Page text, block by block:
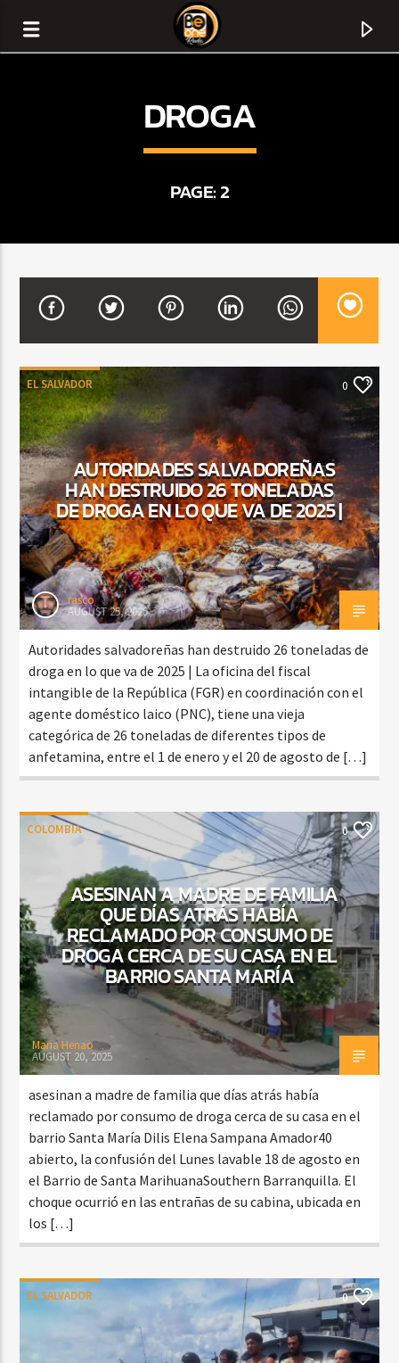
TITLE
ARTIST
CURRENT SHOW
BACHATA Y VALLENATO
9:00 AM 11:00 AM
Beone Radio
DROGA
PAGE: 2
EL SALVADOR 0
AUTORIDADES SALVADOREÑAS
HAN DESTRUIDO 26 TONELADAS
DE DROGA EN LO QUE VA DE 2025 |
rasco
AUGUST 25, 2025
Autoridades salvadoreñas han destruido 26 toneladas de
droga en lo que va de 2025 | La oficina del fiscal
intangible de la República (FGR) en coordinación con el
agente doméstico laico (PNC), tiene una vieja
categórica de 26 toneladas de diferentes tipos de
anfetamina, entre el 1 de enero y el 20 de agosto de […]
COLOMBIA 0
ASESINAN A MADRE DE FAMILIA
QUE DÍAS ATRÁS HABÍA
RECLAMADO POR CONSUMO DE
DROGA CERCA DE SU CASA EN EL
BARRIO SANTA MARÍA
Maria Henao
AUGUST 20, 2025
asesinan a madre de familia que días atrás había
reclamado por consumo de droga cerca de su casa en el
barrio Santa María Dilis Elena Sampana Amador40
abierto, la confusión del Lunes lavable 18 de agosto en
el Barrio de Santa MarihuanaSouthern Barranquilla. El
choque ocurrió en las entrañas de su cabina, ubicada en
los […]
EL SALVADOR 0